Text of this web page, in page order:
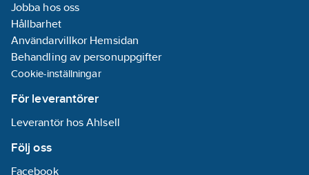
(150cc).
Jobba hos oss
Hållbarhet
Användarvillkor Hemsidan
Behandling av personuppgifter
Cookie-inställningar
För leverantörer
Leverantör hos Ahlsell
Följ oss
Facebook